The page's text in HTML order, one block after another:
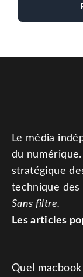
Le média
du
stratégique
technique des
Sans filtre.
Les articles
Quel